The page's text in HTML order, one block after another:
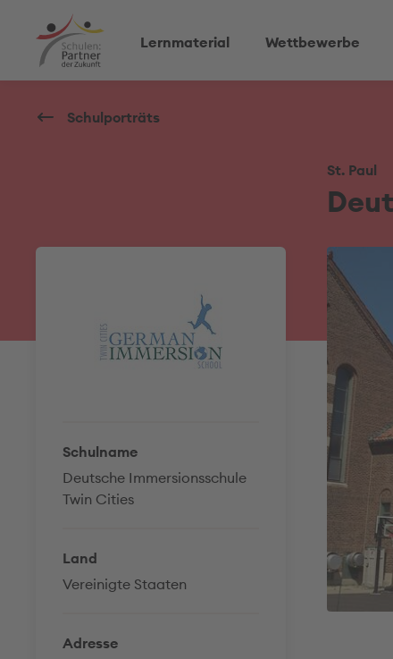
Lernmaterial Wettbewerbe
Schulporträts
St. Paul
Schulname
Deutsche Immersionsschule
Twin Cities
Land
Vereinigte Staaten
Adresse